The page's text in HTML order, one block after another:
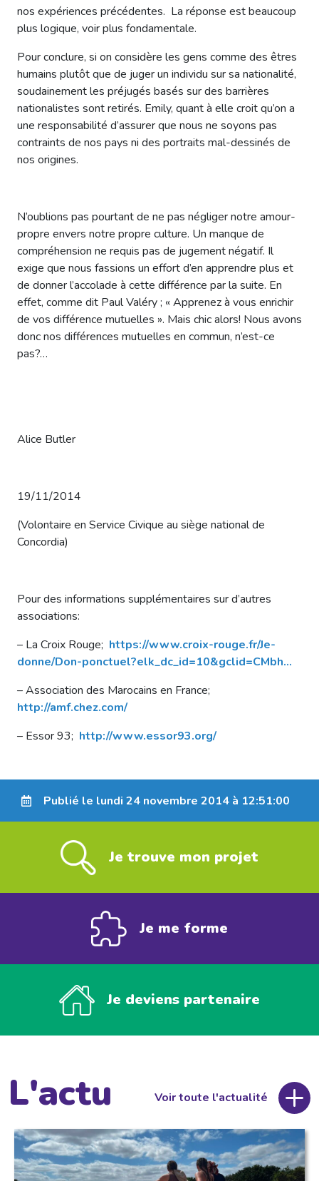
nos expériences précédentes. La réponse est beaucoup
plus logique, voir plus fondamentale.
Pour conclure, si on considère les gens comme des êtres
humains plutôt que de juger un individu sur sa nationalité,
soudainement les préjugés basés sur des barrières
nationalistes sont retirés. Emily, quant à elle croit qu’on a
une responsabilité d’assurer que nous ne soyons pas
contraints de nos pays ni des portraits mal-dessinés de
nos origines.
N’oublions pas pourtant de ne pas négliger notre amour-
propre envers notre propre culture. Un manque de
compréhension ne requis pas de jugement négatif. Il
exige que nous fassions un effort d’en apprendre plus et
de donner l’accolade à cette différence par la suite. En
effet, comme dit Paul Valéry ; « Apprenez à vous enrichir
de vos différence mutuelles ». Mais chic alors! Nous avons
donc nos différences mutuelles en commun, n’est-ce
pas?…
Alice Butler
19/11/2014
(Volontaire en Service Civique au siège national de
Concordia)
Pour des informations supplémentaires sur d’autres
associations:
– La Croix Rouge; https://www.croix-rouge.fr/Je-
donne/Don-ponctuel?elk_dc_id=10&gclid=CMbh…
– Association des Marocains en France;
http://amf.chez.com/
– Essor 93; http://www.essor93.org/
Publié le lundi 24 novembre 2014 à 12:51:00
Je trouve mon projet
Je me forme
Je deviens partenaire
L'actu Voir toute l'actualité